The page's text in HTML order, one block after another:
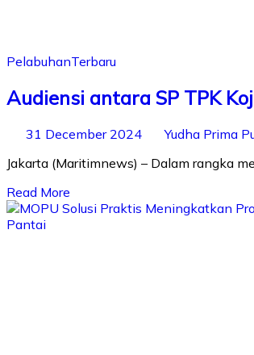
PelabuhanTerbaru
Audiensi antara SP TPK
31 December 2024 Yudha Prima
Jakarta (Maritimnews) – Dalam rangka
Read More